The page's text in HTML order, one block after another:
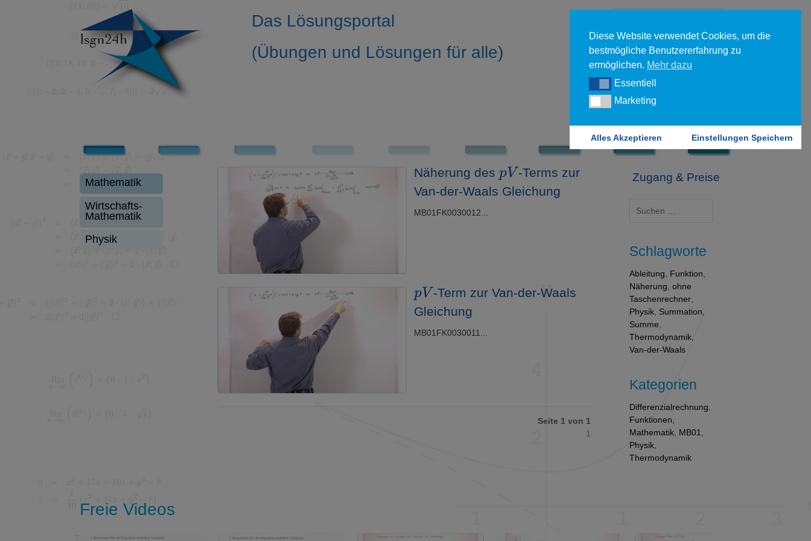
Das Lösungsportal
(Übungen und Lösungen für alle)
Forgot your password?
Mathematik
Wirtschafts-
Mathematik
Physik
Näherung des
V
-Terms zur
Van-der-Waals Gleichung
MB01FK0030012...
V
-Term zur Van-der-Waals
Gleichung
MB01FK0030011...
Seite 1 von 1
1
Zugang & Preise
nach:
Schlagworte
Ableitung Funktion
Näherung ,ohne
Taschenrechner
Physik Summation
Summe
Thermodynamik
Van-der-Waals
Kategorien
Differenzialrechnung
Funktionen
Mathematik MB01
Physik
Thermodynamik
Freie Videos
Diese Website verwendet Cookies, um die
bestmögliche Benutzererfahrung zu
ermöglichen. Mehr dazu
EssentiellEssentiell
MarketingMarketing
Alles Akzeptieren Einstellungen Speichern